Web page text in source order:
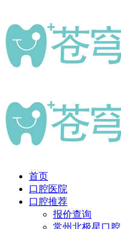
首页
口腔医院
口腔推荐
报价查询
常州北极星口腔